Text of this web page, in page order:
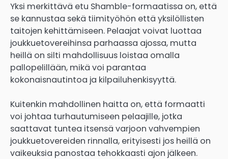
Yksi merkittävä etu Shamble-formaatissa on, että
se kannustaa sekä tiimityöhön että yksilöllisten
taitojen kehittämiseen. Pelaajat voivat luottaa
joukkuetovereihinsa parhaassa ajossa, mutta
heillä on silti mahdollisuus loistaa omalla
pallopelillään, mikä voi parantaa
kokonaisnautintoa ja kilpailuhenkisyyttä.
Kuitenkin mahdollinen haitta on, että formaatti
voi johtaa turhautumiseen pelaajille, jotka
saattavat tuntea itsensä varjoon vahvempien
joukkuetovereiden rinnalla, erityisesti jos heillä on
vaikeuksia panostaa tehokkaasti ajon jälkeen.